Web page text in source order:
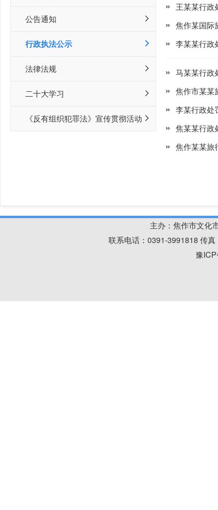
公告通知
行政执法公示
法律法规
二十大学习
《反有组织犯罪法》宣传贯彻活动
王某某行政
焦作某国际
李某某行政
马某某行政
焦作市某某
李某行政处
焦某某行政
焦作某某旅
主办：焦作市文化
联系电话：0391-3991818 传
豫